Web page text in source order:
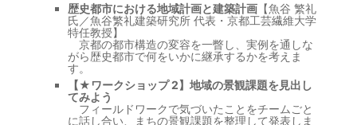
歴史都市における地域計画と建築計画 【魚谷 繁礼
氏／魚谷繁礼建築研究所 代表・京都工芸繊維大学
特任教授】
京都の都市構造の変容を一瞥し、実例を通しな
がら歴史都市で何をいかに継承するかを考えま
す。
【★ワークショップ 2】地域の景観課題を見出し
てみよう
フィールドワークで気づいたことをチームごと
に話し合い、まちの景観課題を整理して発表しま